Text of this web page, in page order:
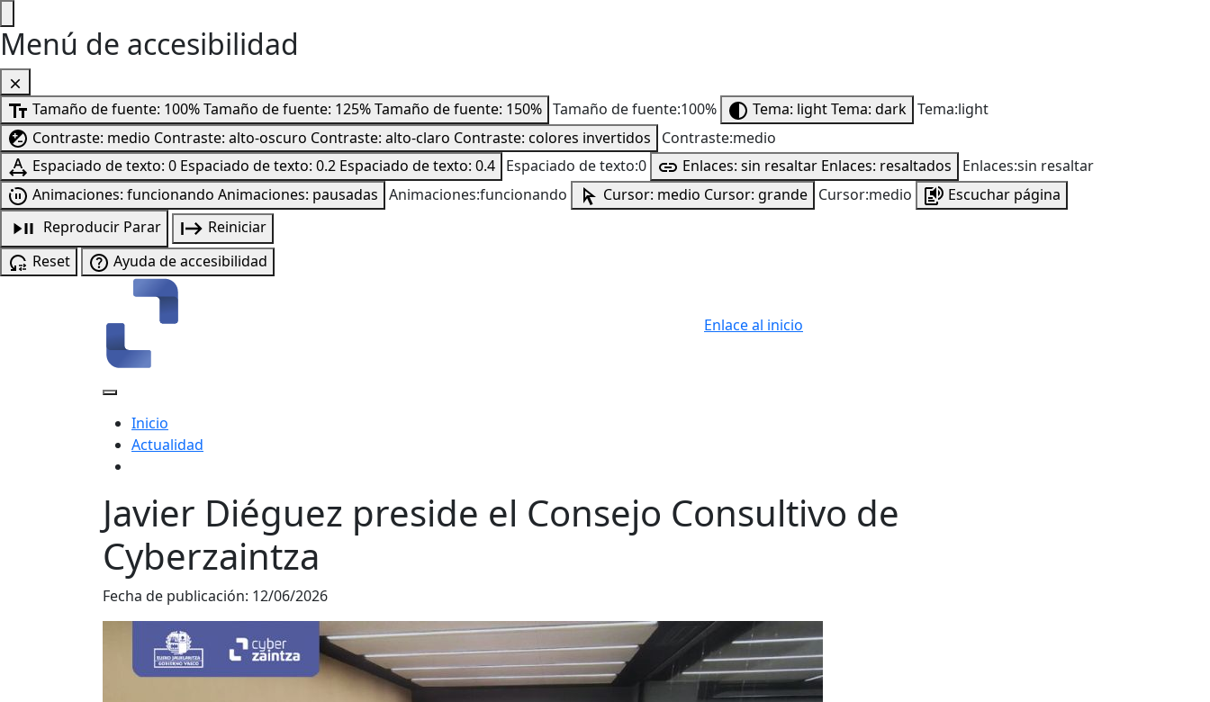
Menú de accesibilidad
Tamaño de fuente: 100%Tamaño de fuente: 125%Tamaño de fuente: 150% Tamaño de fuente:100% Tema: lightTema: dark Tema:light
Contraste: medio Contraste: alto-oscuro Contraste: alto-claro Contraste: colores invertidos
Contraste:medio
Espaciado de texto: 0 Espaciado de texto: 0.2 Espaciado de texto: 0.4 Espaciado de texto:0 Enlaces: sin resaltar Enlaces: resaltados
Enlaces:sin resaltar
Animaciones: funcionando Animaciones: pausadas Animaciones:funcionando Cursor: medio Cursor: grande Cursor:medio
Escuchar página
Reproducir Parar
Reiniciar
Reset
Ayuda de accesibilidad
Enlace al inicio
Inicio
Actualidad
Javier Diéguez preside el Consejo Consultivo de
Cyberzaintza
Fecha de publicación: 12/06/2026